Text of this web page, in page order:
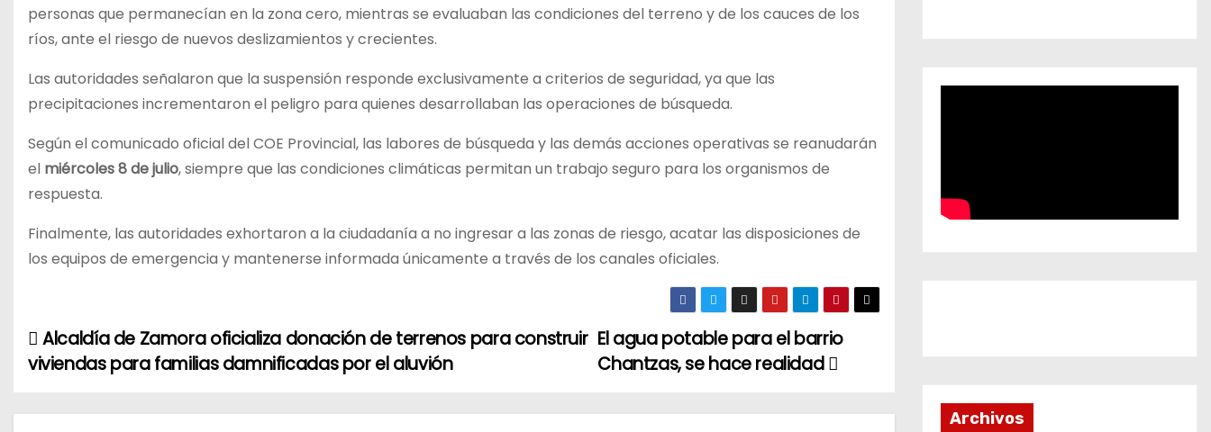
personas que permanecían en la zona cero, mientras se evaluaban las condiciones del terreno y de los cauces de los
ríos, ante el riesgo de nuevos deslizamientos y crecientes.
Las autoridades señalaron que la suspensión responde exclusivamente a criterios de seguridad, ya que las
precipitaciones incrementaron el peligro para quienes desarrollaban las operaciones de búsqueda.
Según el comunicado oficial del COE Provincial, las labores de búsqueda y las demás acciones operativas se reanudarán
el miércoles 8 de julio, siempre que las condiciones climáticas permitan un trabajo seguro para los organismos de
respuesta.
Finalmente, las autoridades exhortaron a la ciudadanía a no ingresar a las zonas de riesgo, acatar las disposiciones de
los equipos de emergencia y mantenerse informada únicamente a través de los canales oficiales.
N
v
El agua potable para el barrio
Chantzas, se hace realidad
Alcaldía de Zamora oficializa donación de terrenos para construir
viviendas para familias damnificadas por el aluvión
Archivos